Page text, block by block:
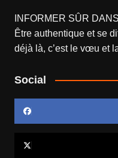
INFORMER SÛR
Être authentique et se
déjà là, c’est le vœu et
Social